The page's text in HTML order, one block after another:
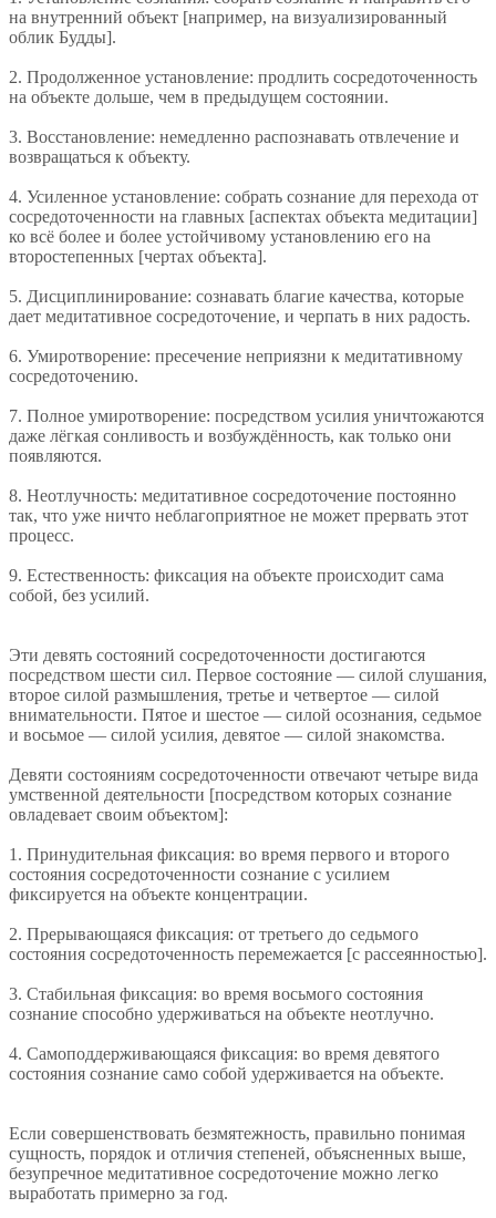
на внутренний объект [например, на визуализированный
облик Будды].
2. Продолженное установление: продлить сосредоточенность
на объекте дольше, чем в предыдущем состоянии.
3. Восстановление: немедленно распознавать отвлечение и
возвращаться к объекту.
4. Усиленное установление: собрать сознание для перехода от
сосредоточенности на главных [аспектах объекта медитации]
ко всё более и более устойчивому установлению его на
второстепенных [чертах объекта].
5. Дисциплинирование: сознавать благие качества, которые
дает медитативное сосредоточение, и черпать в них радость.
6. Умиротворение: пресечение неприязни к медитативному
сосредоточению.
7. Полное умиротворение: посредством усилия уничтожаются
даже лёгкая сонливость и возбуждённость, как только они
появляются.
8. Неотлучность: медитативное сосредоточение постоянно
так, что уже ничто неблагоприятное не может прервать этот
процесс.
9. Естественность: фиксация на объекте происходит сама
собой, без усилий.
Эти девять состояний сосредоточенности достигаются
посредством шести сил. Первое состояние — силой слушания,
второе силой размышления, третье и четвертое — силой
внимательности. Пятое и шестое — силой осознания, седьмое
и восьмое — силой усилия, девятое — силой знакомства.
Девяти состояниям сосредоточенности отвечают четыре вида
умственной деятельности [посредством которых сознание
овладевает своим объектом]:
1. Принудительная фиксация: во время первого и второго
состояния сосредоточенности сознание с усилием
фиксируется на объекте концентрации.
2. Прерывающаяся фиксация: от третьего до седьмого
состояния сосредоточенность перемежается [с рассеянностью].
3. Стабильная фиксация: во время восьмого состояния
сознание способно удерживаться на объекте неотлучно.
4. Самоподдерживающаяся фиксация: во время девятого
состояния сознание само собой удерживается на объекте.
Если совершенствовать безмятежность, правильно понимая
сущность, порядок и отличия степеней, объясненных выше,
безупречное медитативное сосредоточение можно легко
выработать примерно за год.